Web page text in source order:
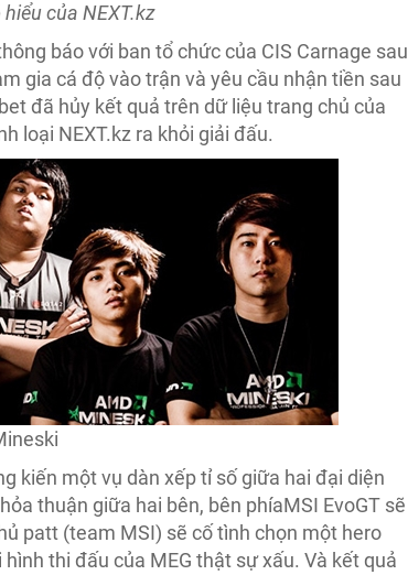
của NEXT.kz
báo với ban tổ chức của CIS Carnage sau
gia cá độ vào trận và yêu cầu nhận tiền sau
đã hủy kết quả trên dữ liệu trang chủ của
loại NEXT.kz ra khỏi giải đấu.
kiến một vụ dàn xếp tỉ số giữa hai đại diện
thuận giữa hai bên, bên phíaMSI EvoGT sẽ
patt (team MSI) sẽ cố tình chọn một hero
thi đấu của MEG thật sự xấu. Và kết quả